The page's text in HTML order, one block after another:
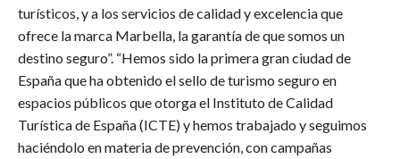
turísticos, y a los servicios de calidad y excelencia que
ofrece la marca Marbella, la garantía de que somos un
destino seguro”. “Hemos sido la primera gran ciudad de
España que ha obtenido el sello de turismo seguro en
espacios públicos que otorga el Instituto de Calidad
Turística de España (ICTE) y hemos trabajado y seguimos
haciéndolo en materia de prevención, con campañas